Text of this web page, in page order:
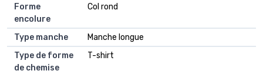
Forme
encolure
Col rond
Type manche
Manche longue
Type de forme
de chemise
T-shirt